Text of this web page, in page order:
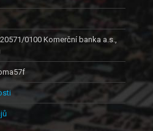
0100 Komerční banka a.s.,